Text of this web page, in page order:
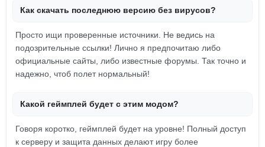
Как скачать последнюю версию без вирусов?
Просто ищи проверенные источники. Не ведись на
подозрительные ссылки! Лично я предпочитаю либо
официальные сайты, либо известные форумы. Так точно и
надежно, чтоб полет нормальный!
Какой геймплей будет с этим модом?
Говоря коротко, геймплей будет на уровне! Полный доступ
к серверу и защита данных делают игру более